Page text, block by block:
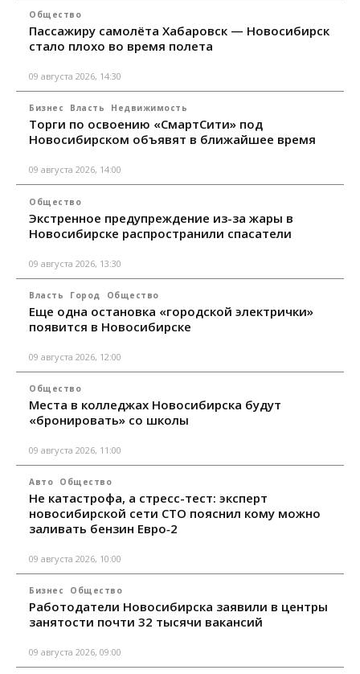
Общество
Пассажиру самолёта Хабаровск — Новосибирск
стало плохо во время полета
09 августа 2026, 14:30
Бизнес Власть Недвижимость
Торги по освоению «СмартСити» под
Новосибирском объявят в ближайшее время
09 августа 2026, 14:00
Общество
Экстренное предупреждение из-за жары в
Новосибирске распространили спасатели
09 августа 2026, 13:30
Власть Город Общество
Еще одна остановка «городской электрички»
появится в Новосибирске
09 августа 2026, 12:00
Общество
Места в колледжах Новосибирска будут
«бронировать» со школы
09 августа 2026, 11:00
Авто Общество
Не катастрофа, а стресс-тест: эксперт
новосибирской сети СТО пояснил кому можно
заливать бензин Евро‑2
09 августа 2026, 10:00
Бизнес Общество
Работодатели Новосибирска заявили в центры
занятости почти 32 тысячи вакансий
09 августа 2026, 09:00